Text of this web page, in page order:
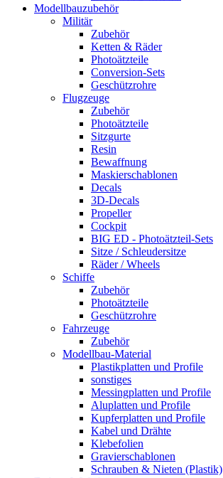
Modellbauzubehör
Militär
Zubehör
Ketten & Räder
Photoätzteile
Conversion-Sets
Geschützrohre
Flugzeuge
Zubehör
Photoätzteile
Sitzgurte
Resin
Bewaffnung
Maskierschablonen
Decals
3D-Decals
Propeller
Cockpit
BIG ED - Photoätzteil-Sets
Sitze / Schleudersitze
Räder / Wheels
Schiffe
Zubehör
Photoätzteile
Geschützrohre
Fahrzeuge
Zubehör
Modellbau-Material
Plastikplatten und Profile
sonstiges
Messingplatten und Profile
Aluplatten und Profile
Kupferplatten und Profile
Kabel und Drähte
Klebefolien
Gravierschablonen
Schrauben & Nieten (Plastik)